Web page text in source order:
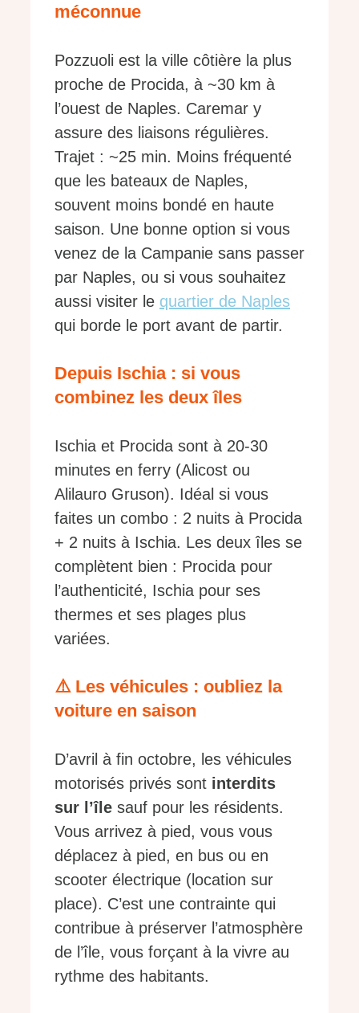
méconnue
Pozzuoli est la ville côtière la plus
proche de Procida, à ~30 km à
l’ouest de Naples. Caremar y
assure des liaisons régulières.
Trajet : ~25 min. Moins fréquenté
que les bateaux de Naples,
souvent moins bondé en haute
saison. Une bonne option si vous
venez de la Campanie sans passer
par Naples, ou si vous souhaitez
aussi visiter le quartier de Naples
qui borde le port avant de partir.
Depuis Ischia : si vous
combinez les deux îles
Ischia et Procida sont à 20-30
minutes en ferry (Alicost ou
Alilauro Gruson). Idéal si vous
faites un combo : 2 nuits à Procida
+ 2 nuits à Ischia. Les deux îles se
complètent bien : Procida pour
l’authenticité, Ischia pour ses
thermes et ses plages plus
variées.
⚠️ Les véhicules : oubliez la
voiture en saison
D’avril à fin octobre, les véhicules
motorisés privés sont interdits
sur l’île sauf pour les résidents.
Vous arrivez à pied, vous vous
déplacez à pied, en bus ou en
scooter électrique (location sur
place). C’est une contrainte qui
contribue à préserver l’atmosphère
de l’île, vous forçant à la vivre au
rythme des habitants.